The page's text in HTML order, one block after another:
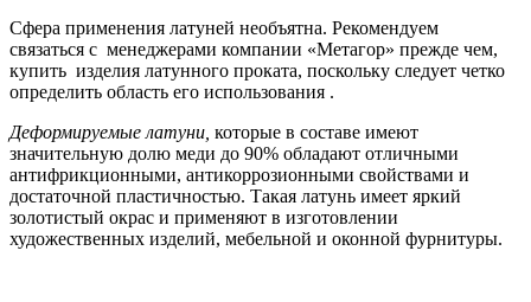
Сфера применения латуней необъятна. Рекомендуем
связаться с менеджерами компании «Метагор» прежде чем,
купить изделия латунного проката, поскольку следует четко
определить область его использования .
Деформируемые латуни, которые в составе имеют
значительную долю меди до 90% обладают отличными
антифрикционными, антикоррозионными свойствами и
достаточной пластичностью. Такая латунь имеет яркий
золотистый окрас и применяют в изготовлении
художественных изделий, мебельной и оконной фурнитуры.